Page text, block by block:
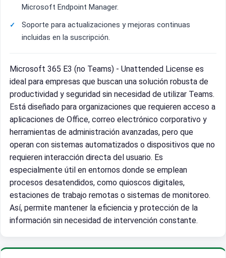
Microsoft Endpoint Manager.
Soporte para actualizaciones y mejoras continuas
incluidas en la suscripción.
Microsoft 365 E3 (no Teams) - Unattended License es
ideal para empresas que buscan una solución robusta de
productividad y seguridad sin necesidad de utilizar Teams.
Está diseñado para organizaciones que requieren acceso a
aplicaciones de Office, correo electrónico corporativo y
herramientas de administración avanzadas, pero que
operan con sistemas automatizados o dispositivos que no
requieren interacción directa del usuario. Es
especialmente útil en entornos donde se emplean
procesos desatendidos, como quioscos digitales,
estaciones de trabajo remotas o sistemas de monitoreo.
Así, permite mantener la eficiencia y protección de la
información sin necesidad de intervención constante.